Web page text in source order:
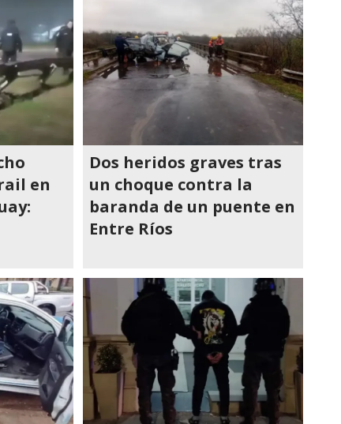
en
Dos heridos graves tras
un choque contra la
baranda de un puente en
Entre Ríos